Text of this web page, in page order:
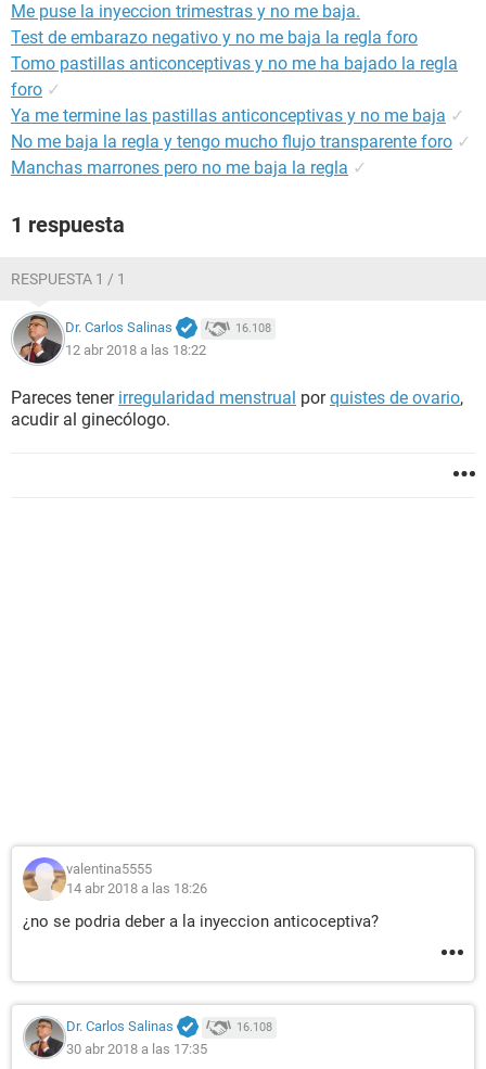
Me puse la inyeccion trimestras y no me baja.
Test de embarazo negativo y no me baja la regla foro
Tomo pastillas anticonceptivas y no me ha bajado la regla
foro ✓
Ya me termine las pastillas anticonceptivas y no me baja ✓
No me baja la regla y tengo mucho flujo transparente foro ✓
Manchas marrones pero no me baja la regla ✓
1 respuesta
RESPUESTA 1 / 1
Dr. Carlos Salinas 16.108
12 abr 2018 a las 18:22
Pareces tener irregularidad menstrual porquistes de ovario,
acudir al ginecólogo.
valentina5555
14 abr 2018 a las 18:26
¿no se podria deber a la inyeccion anticoceptiva?
Dr. Carlos Salinas 16.108
30 abr 2018 a las 17:35